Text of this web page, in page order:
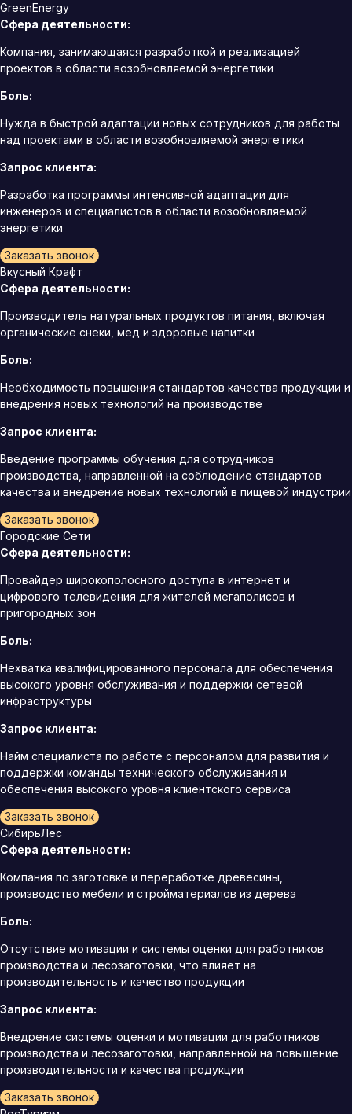
GreenEnergy
Сфера деятельности:
Компания, занимающаяся разработкой и реализацией
проектов в области возобновляемой энергетики
Боль:
Нужда в быстрой адаптации новых сотрудников для работы
над проектами в области возобновляемой энергетики
Запрос клиента:
Разработка программы интенсивной адаптации для
инженеров и специалистов в области возобновляемой
энергетики
Заказать звонок
Вкусный Крафт
Сфера деятельности:
Производитель натуральных продуктов питания, включая
органические снеки, мед и здоровые напитки
Боль:
Необходимость повышения стандартов качества продукции и
внедрения новых технологий на производстве
Запрос клиента:
Введение программы обучения для сотрудников
производства, направленной на соблюдение стандартов
качества и внедрение новых технологий в пищевой индустрии
Заказать звонок
Городские Сети
Сфера деятельности:
Провайдер широкополосного доступа в интернет и
цифрового телевидения для жителей мегаполисов и
пригородных зон
Боль:
Нехватка квалифицированного персонала для обеспечения
высокого уровня обслуживания и поддержки сетевой
инфраструктуры
Запрос клиента:
Найм специалиста по работе с персоналом для развития и
поддержки команды технического обслуживания и
обеспечения высокого уровня клиентского сервиса
Заказать звонок
СибирьЛес
Сфера деятельности:
Компания по заготовке и переработке древесины,
производство мебели и стройматериалов из дерева
Боль:
Отсутствие мотивации и системы оценки для работников
производства и лесозаготовки, что влияет на
производительность и качество продукции
Запрос клиента:
Внедрение системы оценки и мотивации для работников
производства и лесозаготовки, направленной на повышение
производительности и качества продукции
Заказать звонок